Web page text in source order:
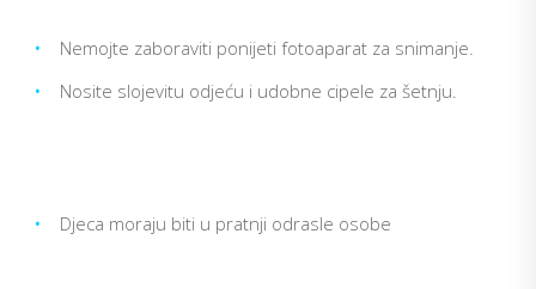
•
Nemojte zaboraviti ponijeti fotoaparat za snimanje.
•
Nosite slojevitu odjeću i udobne cipele za šetnju.
• Djeca moraju biti u pratnji odrasle osobe